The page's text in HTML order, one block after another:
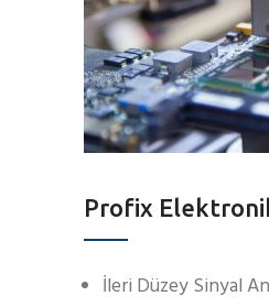
Profix
İleri Düzey Sinyal